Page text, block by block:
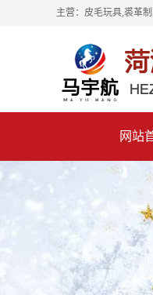
主营：皮毛玩具,裘革
网站